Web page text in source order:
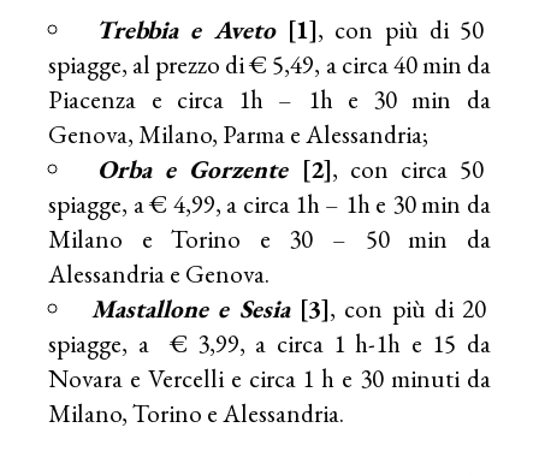
Trebbia e Aveto [1], con più di 50
spiagge, al prezzo di € 5,49, a circa 40 min da
Piacenza e circa 1h – 1h e 30 min da
Genova, Milano, Parma e Alessandria;
Orba e Gorzente [2], con circa 50
spiagge, a € 4,99, a circa 1h – 1h e 30 min da
Milano e Torino e 30 – 50 min da
Alessandria e Genova.
Mastallone e Sesia [3], con più di 20
spiagge, a € 3,99, a circa 1 h-1h e 15 da
Novara e Vercelli e circa 1 h e 30 minuti da
Milano, Torino e Alessandria.